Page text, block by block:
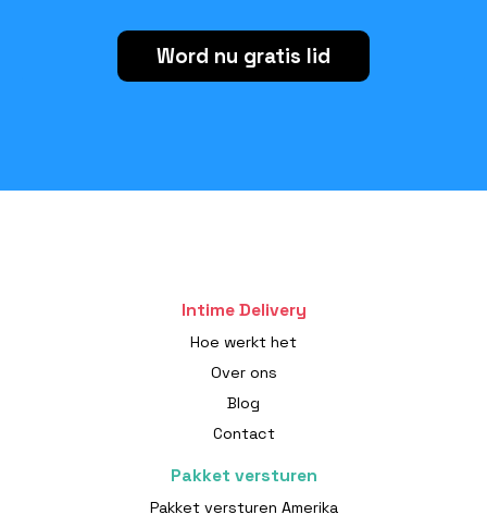
Word nu gratis lid
Intime Delivery
Hoe werkt het
Over ons
Blog
Contact
Pakket versturen
Pakket versturen Amerika